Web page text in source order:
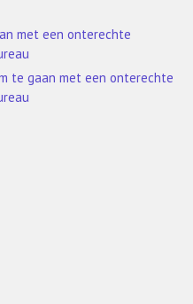
met een onterechte
te gaan met een onterechte